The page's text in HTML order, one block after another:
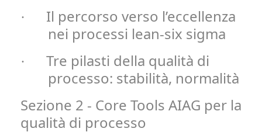
·
Il percorso verso l’eccellenza
nei processi lean-six sigma
·
Tre pilasti della qualità di
processo: stabilità, normalità
Sezione 2 - Core Tools AIAG per la
qualità di processo